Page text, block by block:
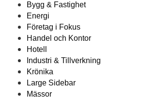
Bygg & Fastighet
Energi
Företag i Fokus
Handel och Kontor
Hotell
Industri & Tillverkning
Krönika
Large Sidebar
Mässor